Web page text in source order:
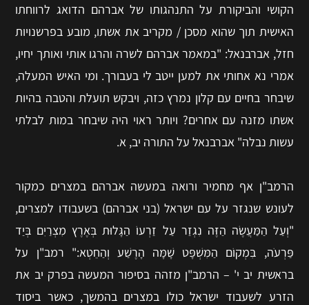
הקושי והביקורת על התנהגותו של אברהם הדואג לרווחתו
האישית תוך שהוא מסכן / מקריב את אשתו, מובע בפרשנויות
חזל, אברבנאל: "במאמר אברהם לשרה והרגו אותי ואותך יחיו,
אמרי נא אחותי את למען ייטב לי בעבורך. ומי האיש המעלה,
שיבחר בחיים עם קלון נמרץ כזה, ויבקש תועלת והטבה בהיות
אשתו מזנה עם אחרים? ויותר ראוי היה שיבחר במות לבלתי
עשות נבלה" אברבנאל על התורה יב, א.
הרמב"ן אף מחמיר ורואה במעשה אברהם במצרים כמקור
לעונש שנגזר על עם ישראל (בני אברהם) בשעבודו למצרים,
"וְעַל הַמַּעֲשֶׂה הַזֶּה נִגְזַר עַל זַרְעוֹ הַגָּלוּת בְּאֶרֶץ מִצְרַיִם בְּיַד
פַּרְעֹה, בִּמְקוֹם הַמִּשְׁפָּט שָׁמָּה הָרֶשַׁע וְהַחֵטְא:" רמב"ן על
בראשית יב י' – הרמב"ן מזהה בסיפור המעשה בפרק יב את
הזרע לשעבוד ישראל כולו במצרים בהמשך, כאשר ביסוד